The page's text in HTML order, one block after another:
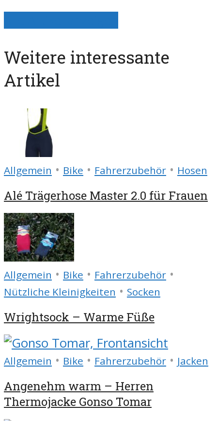
Weitere interessante
Artikel
Allgemein • Bike • Fahrerzubehör • Hosen
Alé Trägerhose Master 2.0 für Frauen
Allgemein • Bike • Fahrerzubehör •
Nützliche Kleinigkeiten • Socken
Wrightsock – Warme Füße
Allgemein • Bike • Fahrerzubehör • Jacken
Angenehm warm – Herren
Thermojacke Gonso Tomar